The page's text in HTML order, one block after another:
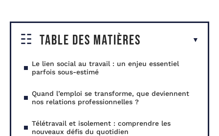
Table des matières
Le lien social au travail : un enjeu essentiel
parfois sous-estimé
Quand l’emploi se transforme, que deviennent
nos relations professionnelles ?
Télétravail et isolement : comprendre les
nouveaux défis du quotidien